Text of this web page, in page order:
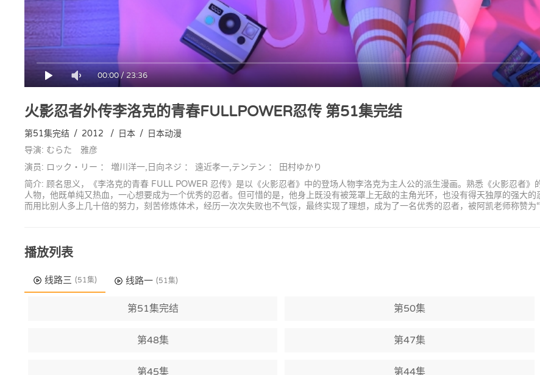
00:00/23:36
火影忍者外传李洛克的青春FULLPOWER忍传 第51集完结
第51集完结 / 2012 / 日本 / 日本动漫
导演: むらた 雅彦
演员: ロック・リー ： 増川洋一,日向ネジ ： 遠近孝一,テンテン ： 田村ゆかり
简介: 顾名思义，《李洛克的青春 FULL POWER 忍传》是以《火影忍者》中的登场人物李洛克为主人公的派生漫画。熟悉《火影忍者
人物，他既单纯又热血，一心想要成为一个优秀的忍者。但可惜的是，他身上既没有被笼罩上无敌的主角光环，也没有得天独厚的强大
而用比别人多上几十倍的努力，刻苦修炼体术，经历一次次失败也不气馁，最终实现了理想，成为了一名优秀的忍者，被阿凯老师称赞为
播放列表
线路三 (51集) 线路一 (51集)
第51集完结 第50集
第48集 第47集
第45集 第44集